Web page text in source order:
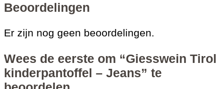
Beoordelingen
Er zijn nog geen beoordelingen.
Wees de eerste om “Giesswein Tirol
kinderpantoffel – Jeans” te